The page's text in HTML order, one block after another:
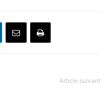
Article suivant